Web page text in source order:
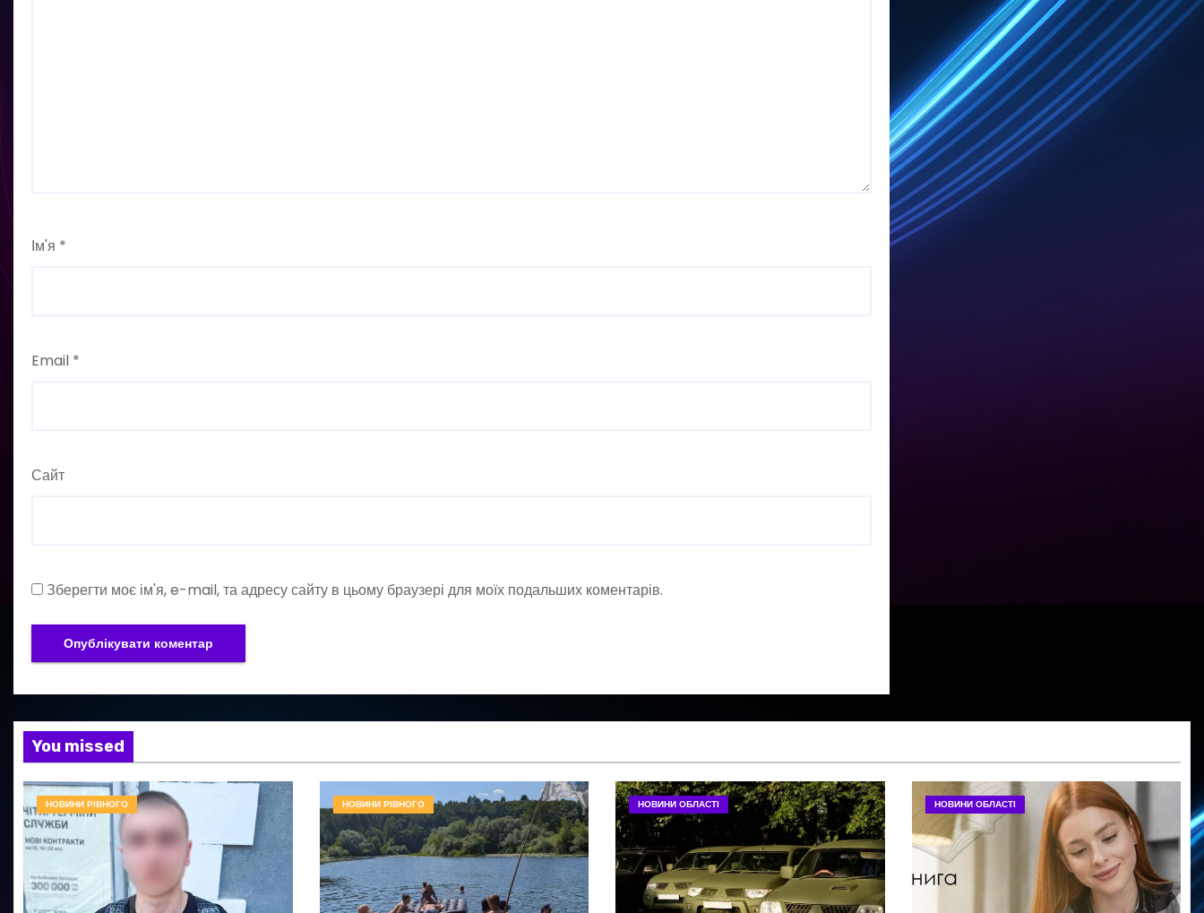
Ім'я *
Email *
Сайт
Зберегти моє ім'я, e-mail, та адресу сайту в цьому браузері для моїх подальших коментарів.
You missed
НОВИНИ РІВНОГО НОВИНИ РІВНОГО НОВИНИ ОБЛАСТІ НОВИНИ ОБЛАСТІ